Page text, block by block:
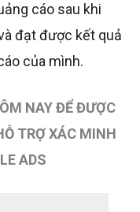
cáo sau khi
đạt được kết quả
của mình.
NAY ĐỂ ĐƯỢC
TRỢ XÁC MINH
ADS